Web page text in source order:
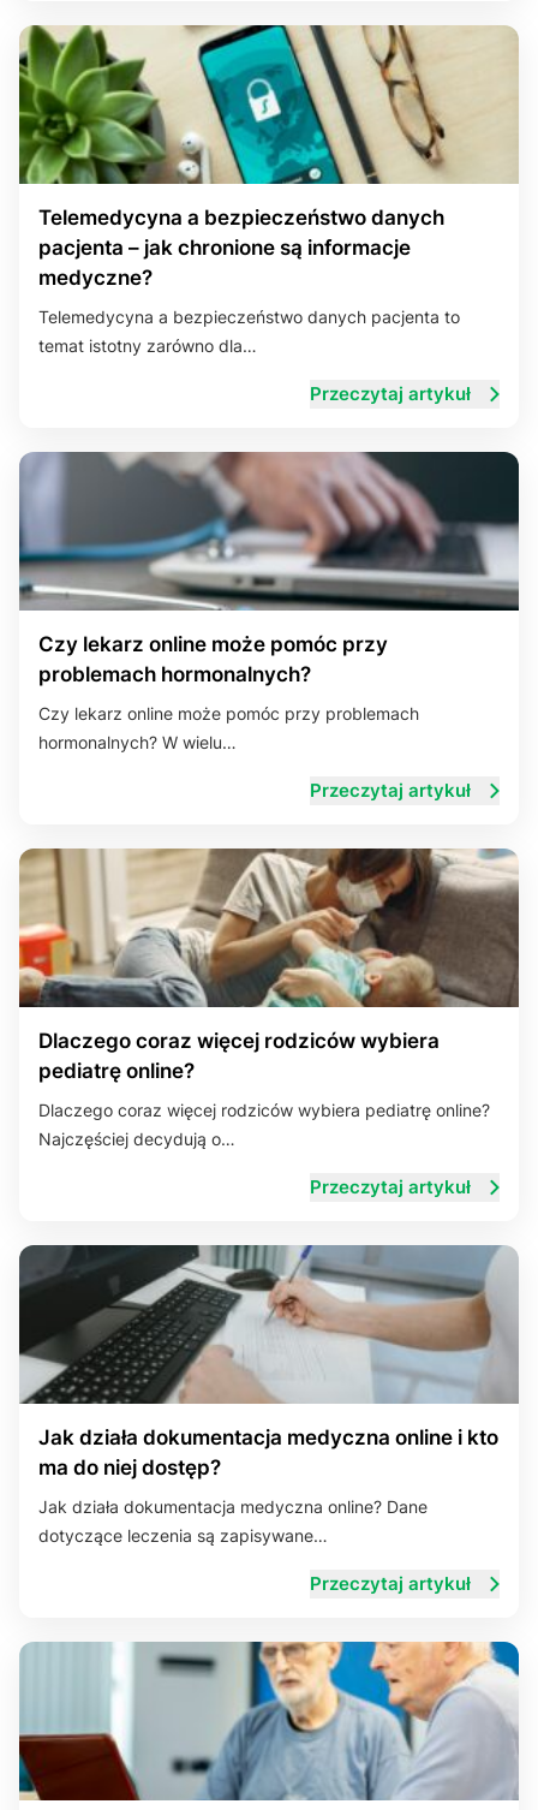
Telemedycyna a bezpieczeństwo danych
pacjenta – jak chronione są informacje
medyczne?
Telemedycyna a bezpieczeństwo danych pacjenta to
temat istotny zarówno dla…
Przeczytaj artykuł
Czy lekarz online może pomóc przy
problemach hormonalnych?
Czy lekarz online może pomóc przy problemach
hormonalnych? W wielu…
Przeczytaj artykuł
Dlaczego coraz więcej rodziców wybiera
pediatrę online?
Dlaczego coraz więcej rodziców wybiera pediatrę online?
Najczęściej decydują o…
Przeczytaj artykuł
Jak działa dokumentacja medyczna online i kto
ma do niej dostęp?
Jak działa dokumentacja medyczna online? Dane
dotyczące leczenia są zapisywane…
Przeczytaj artykuł